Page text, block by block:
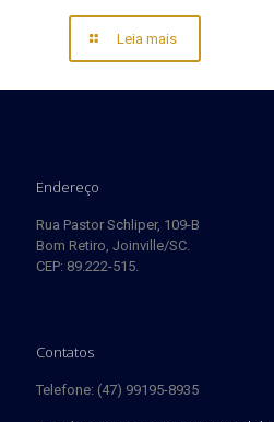
Leia mais
Endereço
Rua Pastor Schliper, 109-B
Bom Retiro, Joinville/SC.
CEP: 89.222-515.
Contatos
Telefone: (47) 99195-8935